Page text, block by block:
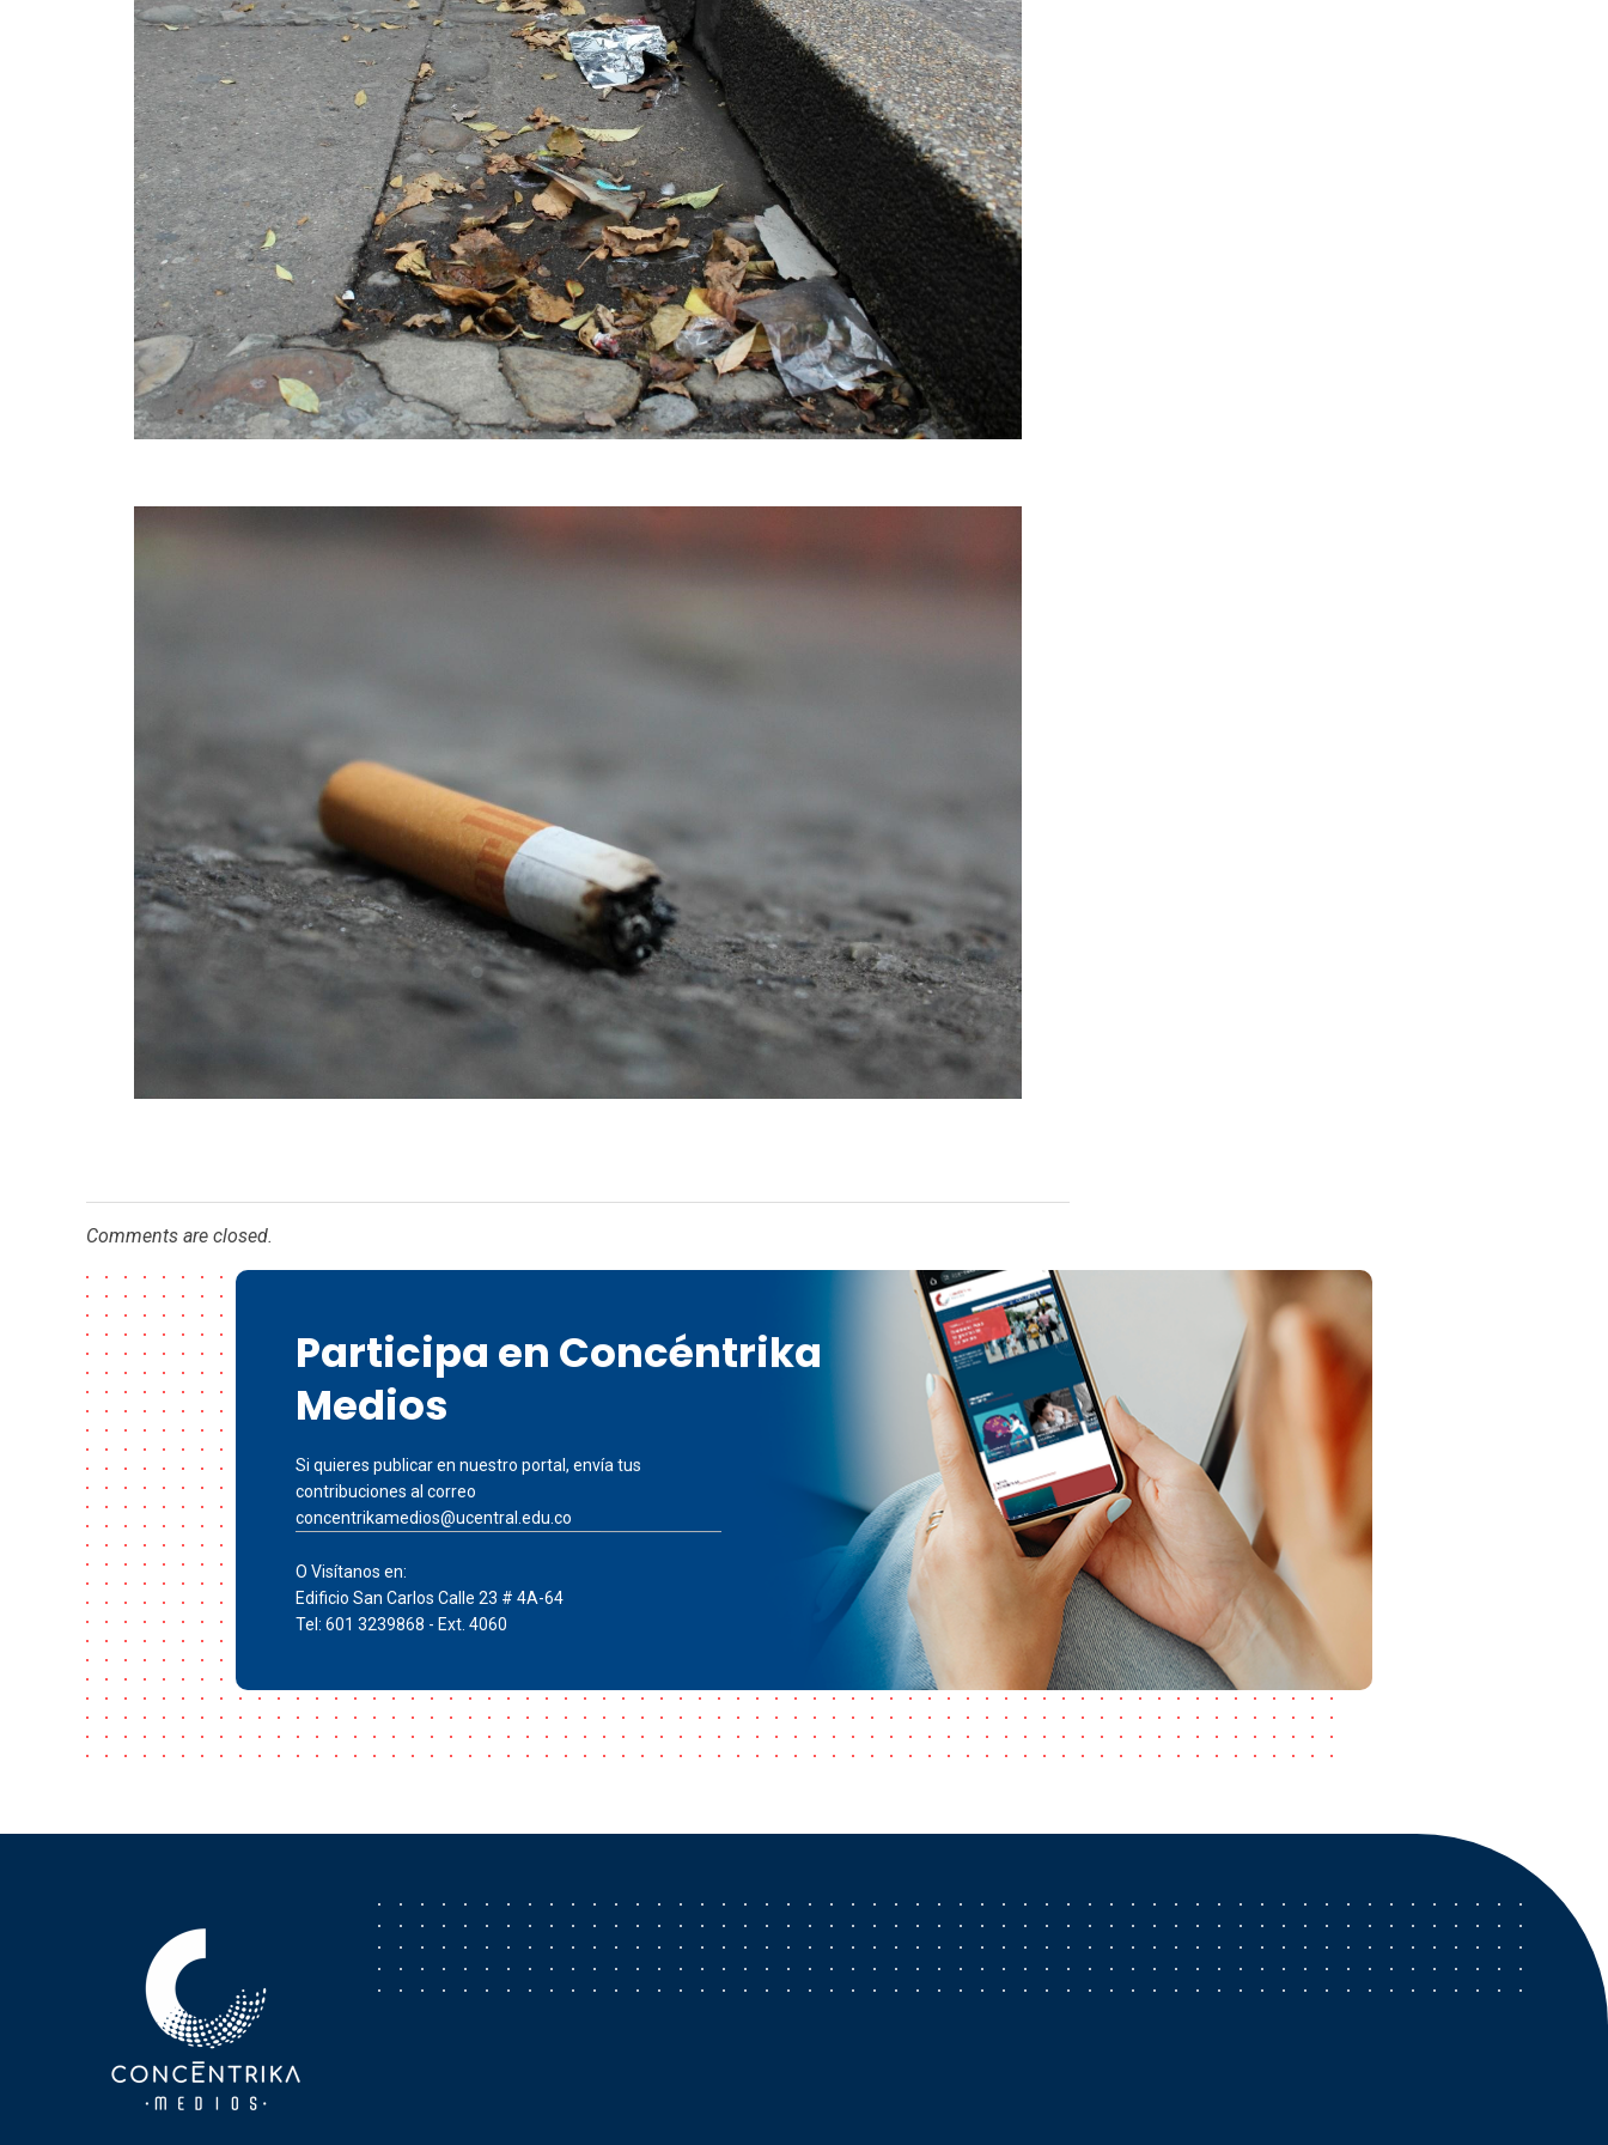
Comments are closed.
Participa en Concéntrika
Medios
Si quieres publicar en nuestro portal, envía tus
contribuciones al correo
concentrikamedios@ucentral.edu.co
O Visítanos en:
Edificio San Carlos Calle 23 # 4A-64
Tel: 601 3239868 - Ext. 4060